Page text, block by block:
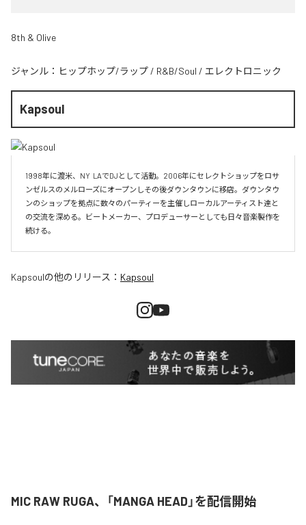
8th & Olive
ジャンル： ヒップホップ/ラップ / R&B/Soul / エレクトロニック
Kapsoul
1998年に渡米、NY  LAでDJとして活動。2006年にセレクトショップをロサ
ンゼルスのメルローズにオープンしその後ダウンタウンに移店。ダウンタウ
ンのショップを拠点に数々のパーティーを主催しローカルアーティスト達と
の交流を深める。ビートメーカー、プロデューサーとしても日々音楽製作を
続ける。
Kapsoulの他のリリース： Kapsoul
MIC RAW RUGA、「MANGA HEAD」を配信開始